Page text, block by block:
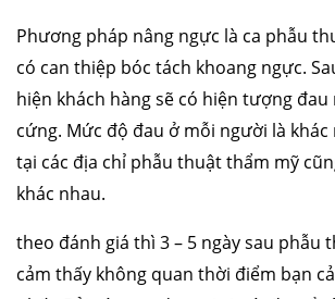
Phương pháp nâng ngực là ca phẫu
có can thiệp bóc tách khoang ngực.
hiện khách hàng sẽ có hiện tượng đau
cứng. Mức độ đau ở mỗi người là
tại các địa chỉ phẫu thuật thẩm mỹ
khác nhau.
theo đánh giá thì 3 – 5 ngày sau phẫu
cảm thấy không quan thời điểm bạn